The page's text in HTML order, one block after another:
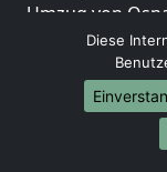
Umzug von
Umzug von
Umzug von
Umzug von
Diese